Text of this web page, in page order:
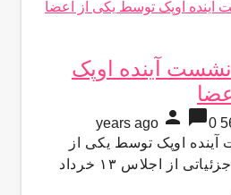
آینده اوپک
56
person chat_bubble0
اوپک توسط یکی از
اعضاوزیر نفت کویت جزئیاتی از اجلاس ۱۳ خرداد